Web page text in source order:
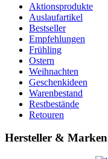
Aktionsprodukte
Auslaufartikel
Bestseller
Empfehlungen
Frühling
Ostern
Weihnachten
Geschenkideen
Warenbestand
Restbestände
Retouren
Hersteller & Marken